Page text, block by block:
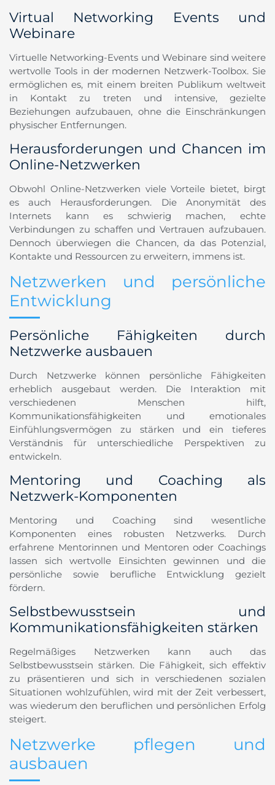
Virtual Networking Events und
Webinare
Virtuelle Networking-Events und Webinare sind weitere
wertvolle Tools in der modernen Netzwerk-Toolbox. Sie
ermöglichen es, mit einem breiten Publikum weltweit
in Kontakt zu treten und intensive, gezielte
Beziehungen aufzubauen, ohne die Einschränkungen
physischer Entfernungen.
Herausforderungen und Chancen im
Online-Netzwerken
Obwohl Online-Netzwerken viele Vorteile bietet, birgt
es auch Herausforderungen. Die Anonymität des
Internets kann es schwierig machen, echte
Verbindungen zu schaffen und Vertrauen aufzubauen.
Dennoch überwiegen die Chancen, da das Potenzial,
Kontakte und Ressourcen zu erweitern, immens ist.
Netzwerken und persönliche
Entwicklung
Persönliche Fähigkeiten durch
Netzwerke ausbauen
Durch Netzwerke können persönliche Fähigkeiten
erheblich ausgebaut werden. Die Interaktion mit
verschiedenen Menschen hilft,
Kommunikationsfähigkeiten und emotionales
Einfühlungsvermögen zu stärken und ein tieferes
Verständnis für unterschiedliche Perspektiven zu
entwickeln.
Mentoring und Coaching als
Netzwerk-Komponenten
Mentoring und Coaching sind wesentliche
Komponenten eines robusten Netzwerks. Durch
erfahrene Mentorinnen und Mentoren oder Coachings
lassen sich wertvolle Einsichten gewinnen und die
persönliche sowie berufliche Entwicklung gezielt
fördern.
Selbstbewusstsein und
Kommunikationsfähigkeiten stärken
Regelmäßiges Netzwerken kann auch das
Selbstbewusstsein stärken. Die Fähigkeit, sich effektiv
zu präsentieren und sich in verschiedenen sozialen
Situationen wohlzufühlen, wird mit der Zeit verbessert,
was wiederum den beruflichen und persönlichen Erfolg
steigert.
Netzwerke pflegen und
ausbauen